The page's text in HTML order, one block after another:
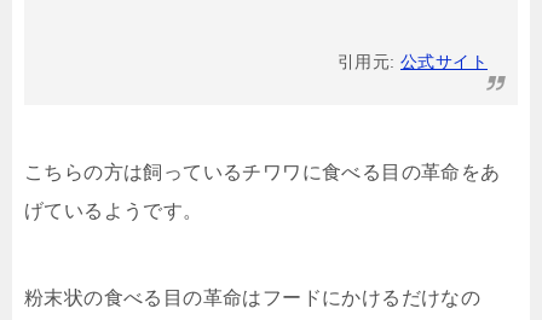
引用元: 公式サイト
こちらの方は飼っているチワワに食べる目の革命をあ
げているようです。
粉末状の食べる目の革命はフードにかけるだけなの